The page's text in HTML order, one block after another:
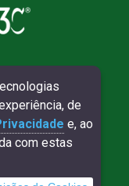
de
e, ao
com estas